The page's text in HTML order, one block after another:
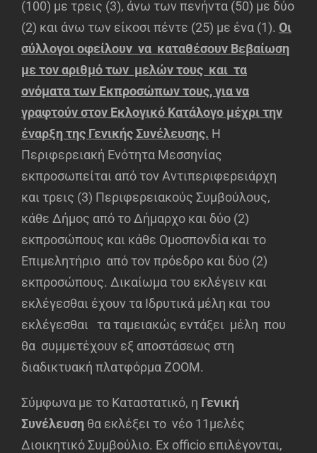
(100) με τρεις (3), άνω των πενήντα (50) με δύο
(2) και άνω των είκοσι πέντε (25) με ένα (1). Οι
σύλλογοι οφείλουν να καταθέσουν Βεβαίωση
με τον αριθμό των μελών τους και τα
ονόματα των Εκπροσώπων τους, για να
γραφτούν στον Εκλογικό Κατάλογο μέχρι την
έναρξη της Γενικής Συνέλευσης. Η
Περιφερειακή Ενότητα Μεσσηνίας
εκπροσωπείται από τον Αντιπεριφερειάρχη
και τρεις (3) Περιφερειακούς Συμβούλους,
κάθε Δήμος από το Δήμαρχο και δύο (2)
εκπροσώπους και κάθε Ομοσπονδία και το
Επιμελητήριο από τον πρόεδρο και δύο (2)
εκπροσώπους. Δικαίωμα του εκλέγειν και
εκλέγεσθαι έχουν τα Ιδρυτικά μέλη και του
εκλέγεσθαι τα ταμειακώς εντάξει μέλη που
θα συμμετέχουν εξ αποστάσεως στη
διαδικτυακή πλατφόρμα ZOOM.
Σύμφωνα με το Καταστατικό, η Γενική
Συνέλευση θα εκλέξει το νέο 11μελές
Διοικητικό Συμβούλιο. Ex officio επιλέγονται,